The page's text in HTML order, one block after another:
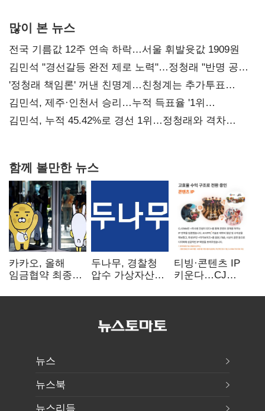
많이 본 뉴스
전국 기름값 12주 연속 하락…서울 휘발윳값 1909원
김민석 "경선갈등 완전 제로 노력"…정청래 "반명 공세
사과부터"
'정청래 책임론' 꺼낸 친명계…친청계는 추가투표
때리기
김민석, 제주·인천서 승리…누적 득표율 '1위
탈환'(종합)
김민석, 누적 45.42%로 경선 1위…정청래와 격차
함께 볼만한 뉴스
카카오, 올해
임금협약 최종
인상·격려금
두나무, 경찰청
압수 가상자산
커스터디 사업
티빙·콘텐츠 IP
키운다…CJ
글로벌 확장 가속
뉴스
뉴스북
뉴스리듬